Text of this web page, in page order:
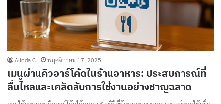
Alinda C. พฤศจิกายน 17, 2025
เมนูผ่านคิวอาร์โค้ดในร้านอาหาร: ประสบการณ์ที่
ลื่นไหลและเคล็ดลับการใช้งานอย่างชาญฉลาด